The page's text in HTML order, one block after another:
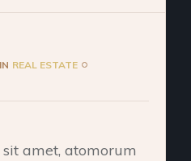
IN REAL ESTATE
amet, atomorum